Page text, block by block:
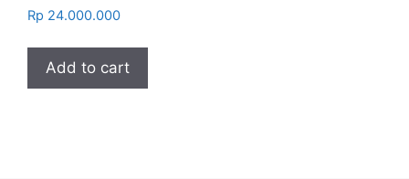
Rp 24.000.000
Add to cart